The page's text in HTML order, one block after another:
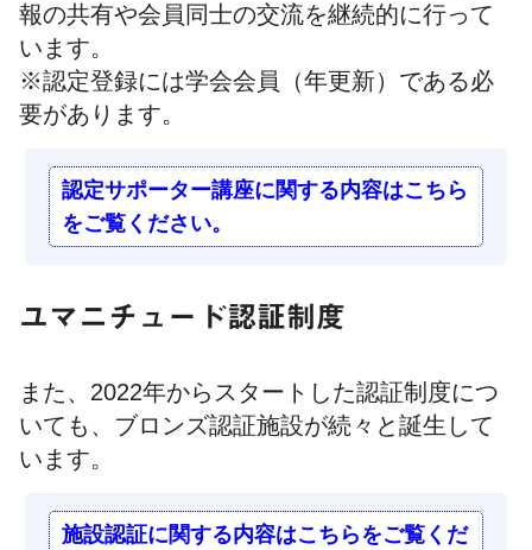
報の共有や会員同士の交流を継続的に行って
います。
※認定登録には学会会員（年更新）である必
要があります。
認定サポーター講座に関する内容はこちら
をご覧ください。
ユマニチュード認証制度
また、2022年からスタートした認証制度につ
いても、ブロンズ認証施設が続々と誕生して
います。
施設認証に関する内容はこちらをご覧くだ